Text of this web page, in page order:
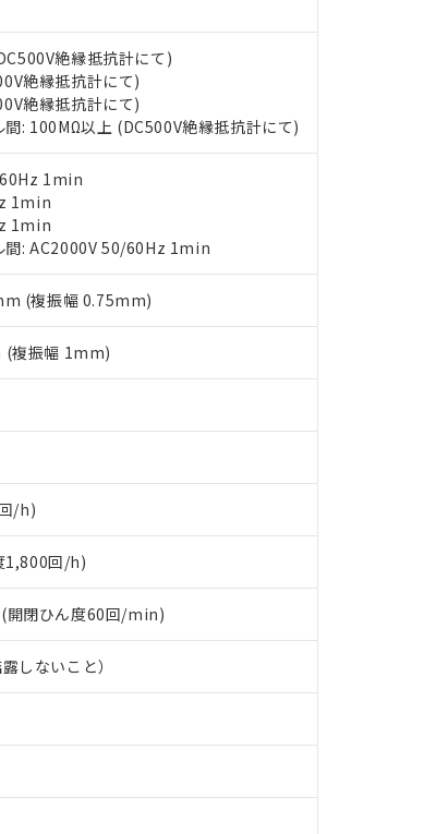
絶縁抵抗計にて)
絶縁抵抗計にて)
絶縁抵抗計にて)
: 100MΩ以上 (DC500V絶縁抵抗計にて)
1min
1min
1min
間: AC2000V 50/60Hz 1min
(複振幅 0.75mm)
(複振幅 1mm)
/h)
1,800回/h)
開閉ひん度60回/min)
しないこと）
は、"個人情報の共同利用に関して"
の「1.共同利用者
ロードすることができます。
非含有証明書
社基準）
含有を証明するもので、過去に遡って非含有を証明する
エステル類４物質の対応では、対応完了までの期間は
応日を記載しておりました。
庫切替を完了していることから、特段のことがない限り